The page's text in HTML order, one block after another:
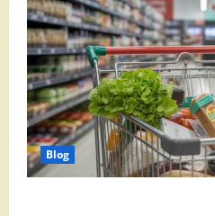
Blog